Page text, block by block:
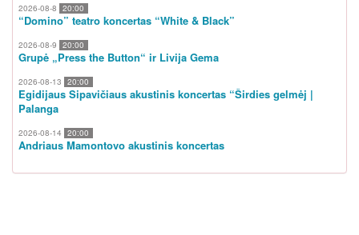
2026-08-8 20:00
“Domino” teatro koncertas “White & Black”
2026-08-9 20:00
Grupė „Press the Button“ ir Livija Gema
2026-08-13 20:00
Egidijaus Sipavičiaus akustinis koncertas “Širdies gelmėj |
Palanga
2026-08-14 20:00
Andriaus Mamontovo akustinis koncertas